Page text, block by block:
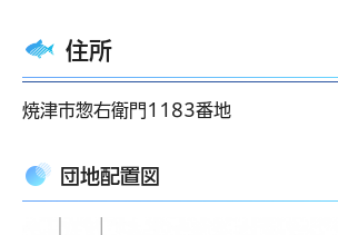
住所
焼津市惣右衛門1183番地
団地配置図